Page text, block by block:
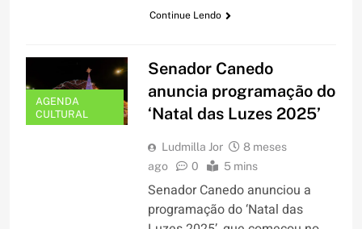
Continue Lendo
AGENDA
CULTURAL
Senador Canedo
anuncia programação do
‘Natal das Luzes 2025’
Ludmilla Jor
8 meses
ago
0 5 mins
Senador Canedo anunciou a
programação do ‘Natal das